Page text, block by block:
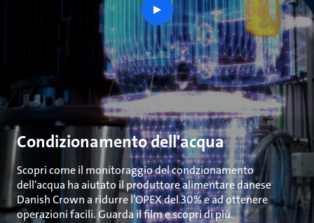
Condizionamento dell'acqua
Scopri come il monitoraggio del condzionamento
dell'acqua ha aiutato il produttore alimentare danese
Danish Crown a ridurre l'OPEX del 30% e ad ottenere
operazioni facili. Guarda il film e scopri di più.
play
button